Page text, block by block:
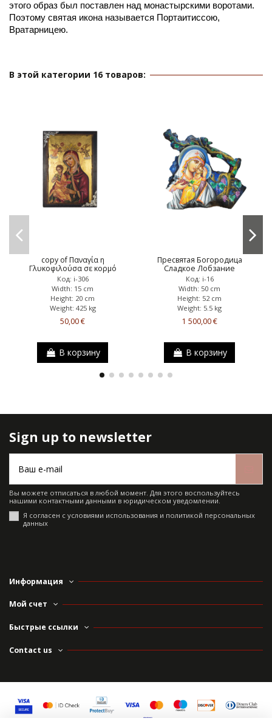
этого образ был поставлен над монастырскими воротами.
Поэтому святая икона называется Портаитиссою,
Вратарницею.
В этой категории 16 товаров:
copy of Παναγία η
Γλυκοφιλούσα σε κορμό
Код: i-306
Width: 15 cm
Height: 20 cm
Weight: 425 kg
50,00 €
В корзину
Пресвятая Богородица
Сладкое Лобзание
Код: i-16
Width: 50 cm
Height: 52 cm
Weight: 5.5 kg
1 500,00 €
В корзину
Sign up to newsletter
Вы можете отписаться в любой момент. Для этого воспользуйтесь
нашими контактными данными в юридическом уведомлении.
Я согласен с условиями использования и политикой персональных
данных
Информация
Мой счет
Быстрые ссылки
Contact us